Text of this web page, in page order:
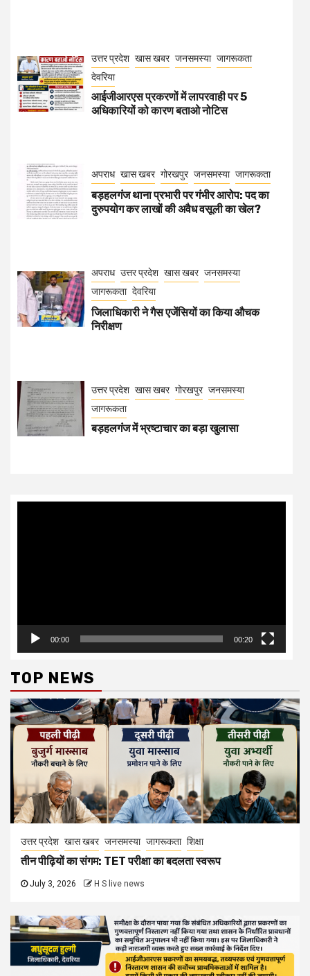
उत्तर प्रदेश खास खबर जनसमस्या जागरूकता
देवरिया
आईजीआरएस प्रकरणों में लापरवाही पर 5
अधिकारियों को कारण बताओ नोटिस
अपराध खास खबर गोरखपुर जनसमस्या जागरूकता
बड़हलगंज थाना प्रभारी पर गंभीर आरोप: पद का
दुरुपयोग कर लाखों की अवैध वसूली का खेल?
अपराध उत्तर प्रदेश खास खबर जनसमस्या
जागरूकता देवरिया
जिलाधिकारी ने गैस एजेंसियों का किया औचक
निरीक्षण
उत्तर प्रदेश खास खबर गोरखपुर जनसमस्या
जागरूकता
बड़हलगंज में भ्रष्टाचार का बड़ा खुलासा
00:00 00:20
TOP NEWS
उत्तर प्रदेश खास खबर जनसमस्या जागरूकता शिक्षा
तीन पीढ़ियों का संगम: TET परीक्षा का बदलता स्वरूप
July 3, 2026 H S live news